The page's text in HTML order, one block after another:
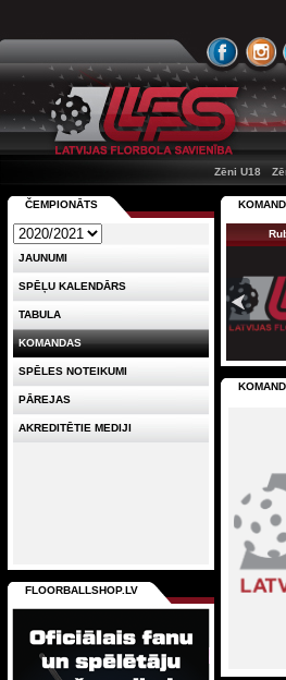
Zēni U18
ČEMPIONĀTS
JAUNUMI
SPĒĻU KALENDĀRS
TABULA
KOMANDAS
SPĒLES NOTEIKUMI
PĀREJAS
AKREDITĒTIE MEDIJI
FLOORBALLSHOP.LV